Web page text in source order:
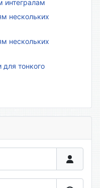
интегралам
нескольких
нескольких
для тонкого